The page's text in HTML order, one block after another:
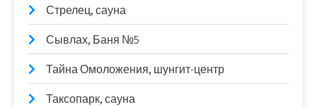
Стрелец, сауна
Сывлах, Баня №5
Тайна Омоложения, шунгит-центр
Таксопарк, сауна